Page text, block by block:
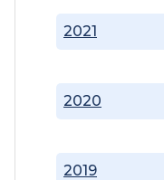
2019
2020
2021